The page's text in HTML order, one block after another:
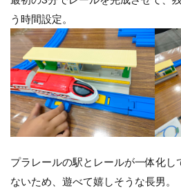
う時間設定。
プラレールの駅とレールが一体化し
ないため、遊べて嬉しそうな長男。